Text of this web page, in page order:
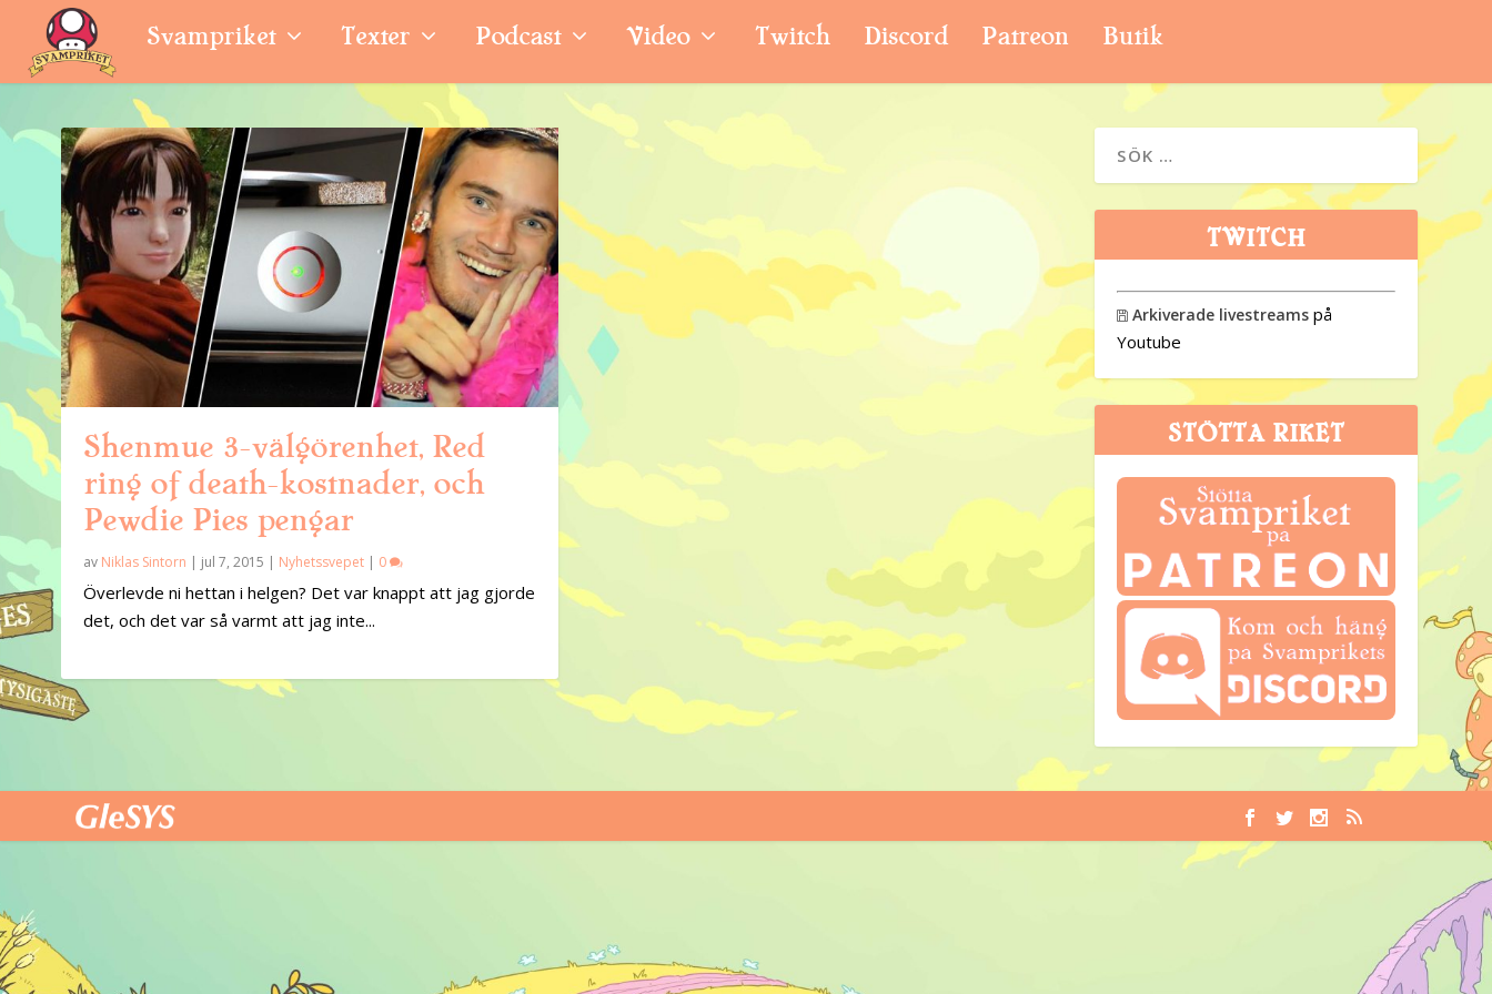
Svampriket Texter Podcast Video Twitch Discord Patreon Butik
Shenmue 3-välgörenhet, Red
ring of death-kostnader, och
Pewdie Pies pengar
av Niklas Sintorn | jul 7, 2015 | Nyhetssvepet | 0
Överlevde ni hettan i helgen? Det var knappt att jag gjorde
det, och det var så varmt att jag inte...
TWITCH
 Arkiverade livestreams på
Youtube
STÖTTA RIKET